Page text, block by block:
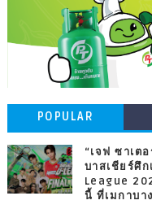
POPULAR
“เจฟ ซาเ
บาสเชียร์ศึ
League
นี้ ที่เมกาบา